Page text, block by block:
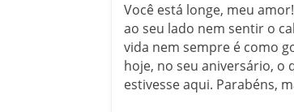
Você está longe, meu
ao seu lado nem sentir o
vida nem sempre é como
hoje, no seu aniversário, o
estivesse aqui. Parabéns,